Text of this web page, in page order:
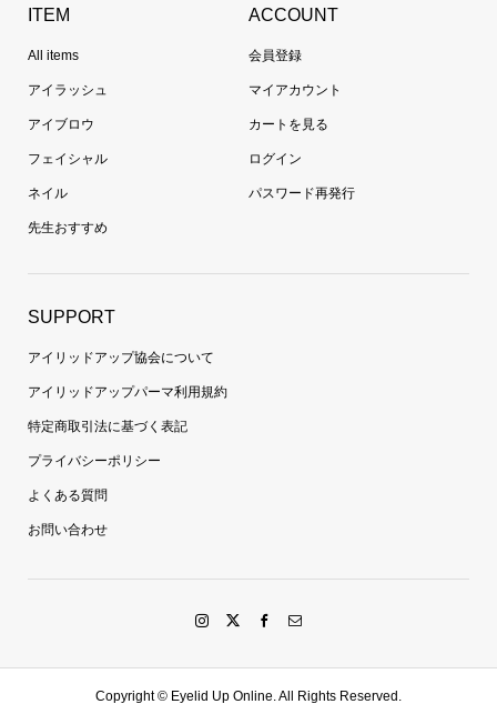
ITEM
All items
アイラッシュ
アイブロウ
フェイシャル
ネイル
先生おすすめ
ACCOUNT
会員登録
マイアカウント
カートを見る
ログイン
パスワード再発行
SUPPORT
アイリッドアップ協会について
アイリッドアップパーマ利用規約
特定商取引法に基づく表記
プライバシーポリシー
よくある質問
お問い合わせ
Copyright © Eyelid Up Online. All Rights Reserved.